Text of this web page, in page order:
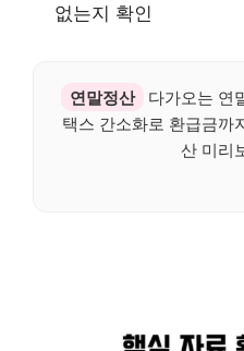
없는지 확인
연말정산
다가오는 연
택스 간소화로 환급금까
산 미리